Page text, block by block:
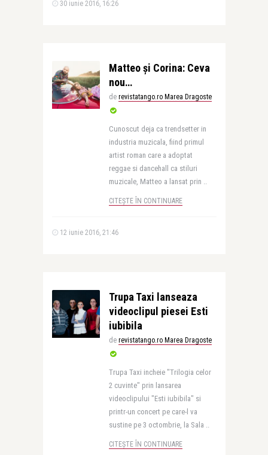
30 iunie 2016, 16:26
Matteo și Corina: Ceva
nou…
de revistatango.ro Marea Dragoste
Cunoscut deja ca trendsetter in
industria muzicala, fiind primul
artist roman care a adoptat
reggae si dancehall ca stiluri
muzicale, Matteo a lansat prin ..
CITEȘTE ÎN CONTINUARE
12 iunie 2016, 21:46
Trupa Taxi lanseaza
videoclipul piesei Esti
iubibila
de revistatango.ro Marea Dragoste
Trupa Taxi incheie "Trilogia celor
2 cuvinte" prin lansarea
videoclipului "Esti iubibila" si
printr-un concert pe care-l va
sustine pe 3 octombrie, la Sala ..
CITEȘTE ÎN CONTINUARE